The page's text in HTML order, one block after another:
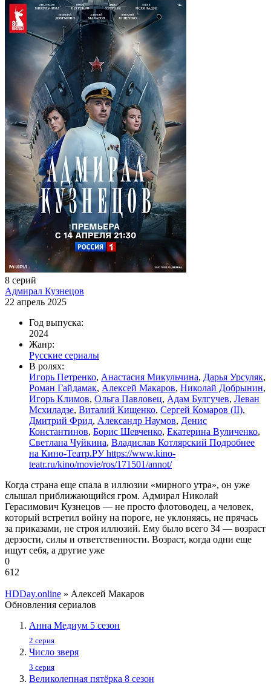
8 серий
Адмирал Кузнецов
22 апрель 2025
Год выпуска:
2024
Жанр:
Русские сериалы
В ролях:
Игорь Петренко, Анастасия Микульчина, Дарья Урсуляк,
Роман Гайдамак, Алексей Макаров, Николай Добрынин,
Игорь Климов, Ольга Павловец, Адам Булгучев, Леван
Мсхиладзе, Виталий Кищенко, Сергей Комаров (II),
Дмитрий Фрид, Александр Наумов, Денис
Константинов, Борис Шевченко, Екатерина Вуличенко,
Светлана Чуйкина, Владислав Котлярский Подробнее
на Кино-Театр.РУ https://www.kino-
teatr.ru/kino/movie/ros/171501/annot/
Когда страна еще спала в иллюзии «мирного утра», он уже
слышал приближающийся гром. Адмирал Николай
Герасимович Кузнецов — не просто флотоводец, а человек,
который встретил войну на пороге, не уклоняясь, не прячась
за приказами, не строя иллюзий. Ему было всего 34 — возраст
дерзости, силы и ответственности. Возраст, когда одни еще
ищут себя, а другие уже
0
612
HDDay.online » Алексей Макаров
Обновления сериалов
Анна Медиум 5 сезон
2 серия
Число зверя
3 серия
Великолепная пятёрка 8 сезон